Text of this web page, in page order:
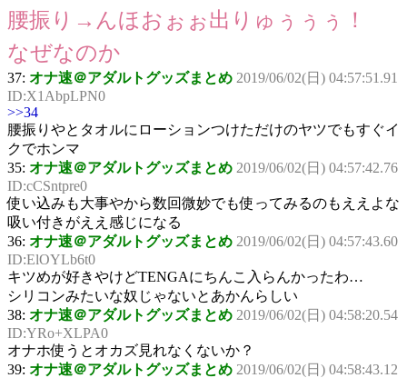
腰振り→んほおぉぉ出りゅぅぅぅ！
なぜなのか
37: オナ速＠アダルトグッズまとめ 2019/06/02(日) 04:57:51.91
ID:X1AbpLPN0
>>34
腰振りやとタオルにローションつけただけのヤツでもすぐイ
クでホンマ
35: オナ速＠アダルトグッズまとめ 2019/06/02(日) 04:57:42.76
ID:cCSntpre0
使い込みも大事やから数回微妙でも使ってみるのもええよな
吸い付きがええ感じになる
36: オナ速＠アダルトグッズまとめ 2019/06/02(日) 04:57:43.60
ID:ElOYLb6t0
キツめが好きやけどTENGAにちんこ入らんかったわ…
シリコンみたいな奴じゃないとあかんらしい
38: オナ速＠アダルトグッズまとめ 2019/06/02(日) 04:58:20.54
ID:YRo+XLPA0
オナホ使うとオカズ見れなくないか？
39: オナ速＠アダルトグッズまとめ 2019/06/02(日) 04:58:43.12